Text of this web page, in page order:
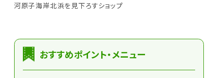
河原子海岸北浜を見下ろすショップ
おすすめポイント・メニュー